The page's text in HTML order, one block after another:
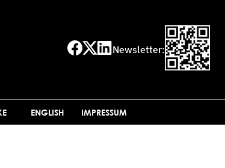
Newsletter:
ENGLISH IMPRESSUM